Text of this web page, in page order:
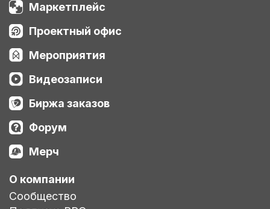
Маркетплейс
Проектный офис
Мероприятия
Видеозаписи
Биржа заказов
Форум
Мерч
О компании
Сообщество